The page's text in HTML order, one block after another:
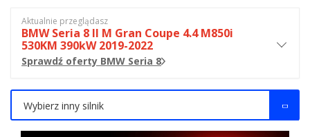
Aktualnie przeglądasz
BMW Seria 8 II M Gran Coupe 4.4 M850i
530KM 390kW 2019-2022
Sprawdź oferty BMW Seria 8
Wybierz inny silnik